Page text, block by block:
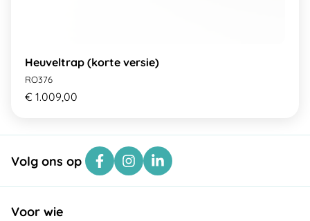
Heuveltrap (korte versie)
RO376
€ 1.009,00
Volg ons op
Voor wie